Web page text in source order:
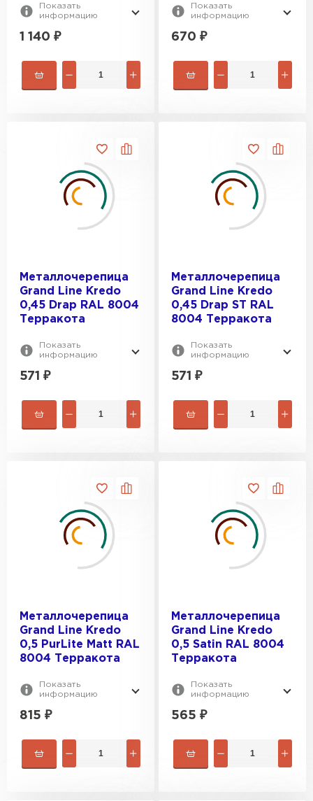
Показать
информацию
1 140 ₽
Показать
информацию
670 ₽
Металлочерепица
Grand Line Kredo
0,45 Drap RAL 8004
Терракота
Показать
информацию
571 ₽
Металлочерепица
Grand Line Kredo
0,45 Drap ST RAL
8004 Терракота
Показать
информацию
571 ₽
Металлочерепица
Grand Line Kredo
0,5 PurLite Мatt RAL
8004 Терракота
Показать
информацию
815 ₽
Металлочерепица
Grand Line Kredo
0,5 Satin RAL 8004
Терракота
Показать
информацию
565 ₽